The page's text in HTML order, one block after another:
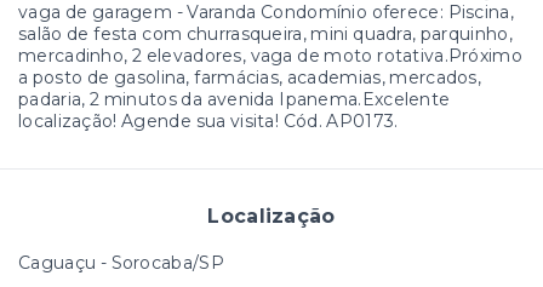
vaga de garagem - Varanda Condomínio oferece: Piscina,
salão de festa com churrasqueira, mini quadra, parquinho,
mercadinho, 2 elevadores, vaga de moto rotativa.Próximo
a posto de gasolina, farmácias, academias, mercados,
padaria, 2 minutos da avenida Ipanema.Excelente
localização! Agende sua visita! Cód. AP0173.
Localização
Caguaçu - Sorocaba/SP